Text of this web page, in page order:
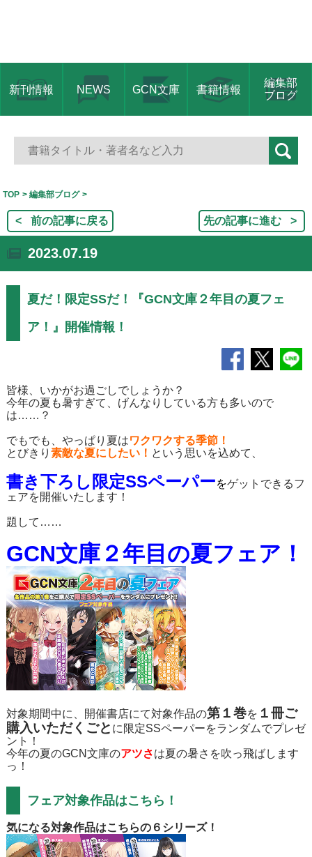
新刊情報 NEWS GCN文庫 書籍情報
編集部
ブログ
TOP 編集部ブログ
前の記事に戻る 先の記事に進む
2023.07.19
夏だ！限定SSだ！『GCN文庫２年目の夏フェ
ア！』開催情報！
皆様、いかがお過ごしでしょうか？
今年の夏も暑すぎて、げんなりしている方も多いので
は……？
でもでも、やっぱり夏はワクワクする季節！
とびきり 素敵な夏にしたい！ という思いを込めて、
書き下ろし限定SSペーパーをゲットできるフ
ェアを開催いたします！
題して……
GCN文庫２年目の夏フェア！
対象期間中に、開催書店にて対象作品の第１巻を １冊ご
購入いただくごと に限定SSペーパーをランダムでプレゼ
ント！
今年の夏のGCN文庫のアツさは夏の暑さを吹っ飛ばします
っ！
フェア対象作品はこちら！
気になる対象作品はこちらの６シリーズ！